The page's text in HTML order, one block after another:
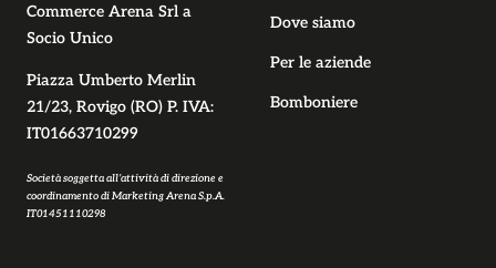
Commerce Arena Srl a
Socio Unico
Piazza Umberto Merlin
21/23, Rovigo (RO) P. IVA:
IT01663710299
Società soggetta all’attività di direzione e
coordinamento di Marketing Arena S.p.A.
IT01451110298
Dove siamo
Per le aziende
Bomboniere